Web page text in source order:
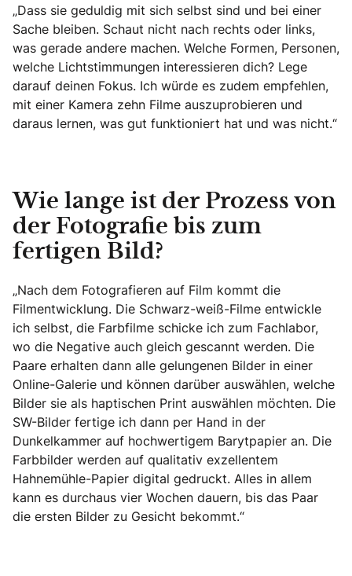
„Dass sie geduldig mit sich selbst sind und bei einer
Sache bleiben. Schaut nicht nach rechts oder links,
was gerade andere machen. Welche Formen, Personen,
welche Lichtstimmungen interessieren dich? Lege
darauf deinen Fokus. Ich würde es zudem empfehlen,
mit einer Kamera zehn Filme auszuprobieren und
daraus lernen, was gut funktioniert hat und was nicht.“
Wie lange ist der Prozess von
der Fotografie bis zum
fertigen Bild?
„Nach dem Fotografieren auf Film kommt die
Filmentwicklung. Die Schwarz-weiß-Filme entwickle
ich selbst, die Farbfilme schicke ich zum Fachlabor,
wo die Negative auch gleich gescannt werden. Die
Paare erhalten dann alle gelungenen Bilder in einer
Online-Galerie und können darüber auswählen, welche
Bilder sie als haptischen Print auswählen möchten. Die
SW-Bilder fertige ich dann per Hand in der
Dunkelkammer auf hochwertigem Barytpapier an. Die
Farbbilder werden auf qualitativ exzellentem
Hahnemühle-Papier digital gedruckt. Alles in allem
kann es durchaus vier Wochen dauern, bis das Paar
die ersten Bilder zu Gesicht bekommt.“